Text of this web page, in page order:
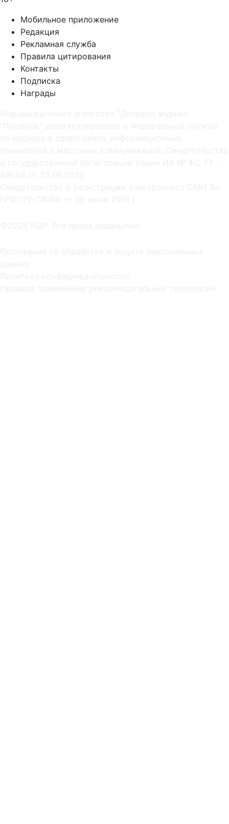
Мобильное приложение
Редакция
Рекламная служба
Правила цитирования
Контакты
Подписка
Награды